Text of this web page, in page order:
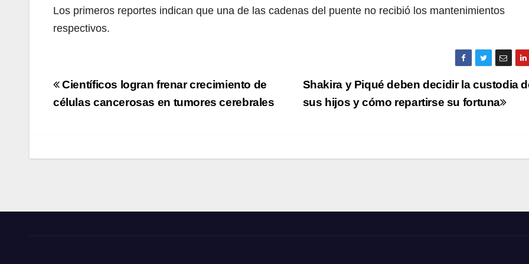
Los primeros reportes indican que una de las cadenas del puente no recibió los mantenimientos
respectivos.
Navegación
de
Shakira y Piqué deben decidir la custodia
sus hijos y cómo repartirse su fortuna
Científicos logran frenar crecimiento de
células cancerosas en tumores cerebrales